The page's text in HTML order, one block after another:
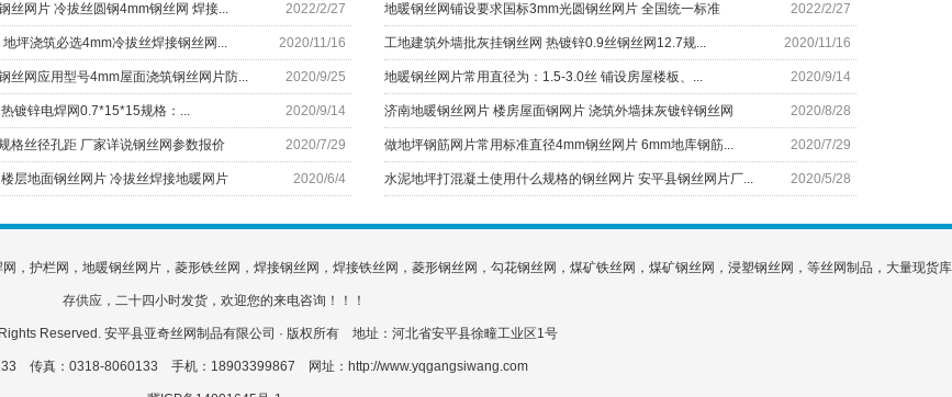
2022/2/27
丝网片 冷拔丝圆钢4mm钢丝网 焊接... 2022/2/27
地暖钢丝网铺设要求国标3mm光圆钢丝网片 全国统一标准
2020/11/16
坪浇筑必选4mm冷拔丝焊接钢丝网... 2020/11/16
工地建筑外墙批灰挂钢丝网 热镀锌0.9丝钢丝网12.7规...
2020/9/25
丝网应用型号4mm屋面浇筑钢丝网片防... 2020/9/14
地暖钢丝网片常用直径为：1.5-3.0丝 铺设房屋楼板、...
2020/9/14
镀锌电焊网0.7*15*15规格：... 2020/8/28
济南地暖钢丝网片 楼房屋面钢网片 浇筑外墙抹灰镀锌钢丝网
2020/7/29
格丝径孔距 厂家详说钢丝网参数报价 2020/7/29
做地坪钢筋网片常用标准直径4mm钢丝网片 6mm地库钢筋...
2020/6/4
层地面钢丝网片 冷拔丝焊接地暖网片 2020/5/28
水泥地坪打混凝土使用什么规格的钢丝网片 安平县钢丝网片厂...
，护栏网，地暖钢丝网片，菱形铁丝网，焊接钢丝网，焊接铁丝网，菱形钢丝网，勾花钢丝网，煤矿铁丝网，煤矿钢丝网，浸塑钢丝网，等丝网制品，大量现货库
存供应，二十四小时发货，欢迎您的来电咨询！！！
Reserved. 安平县亚奇丝网制品有限公司 · 版权所有 地址：河北省安平县徐疃工业区1号
传真：0318-8060133 手机：18903399867 网址：http://www.yqgangsiwang.com